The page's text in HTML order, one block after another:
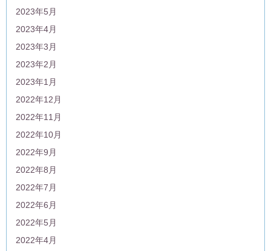
2023年5月
2023年4月
2023年3月
2023年2月
2023年1月
2022年12月
2022年11月
2022年10月
2022年9月
2022年8月
2022年7月
2022年6月
2022年5月
2022年4月